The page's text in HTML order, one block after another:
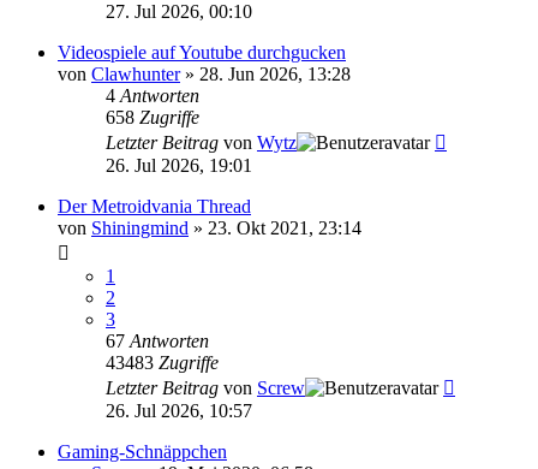
27. Jul 2026, 00:10
Videospiele auf Youtube durchgucken
von Clawhunter» 28. Jun 2026, 13:28
4 Antworten
658 Zugriffe
Letzter Beitrag von Wytz
26. Jul 2026, 19:01
Der Metroidvania Thread
von Shiningmind » 23. Okt 2021, 23:14
1
2
3
67 Antworten
43483 Zugriffe
Letzter Beitrag von Screw
26. Jul 2026, 10:57
Gaming-Schnäppchen